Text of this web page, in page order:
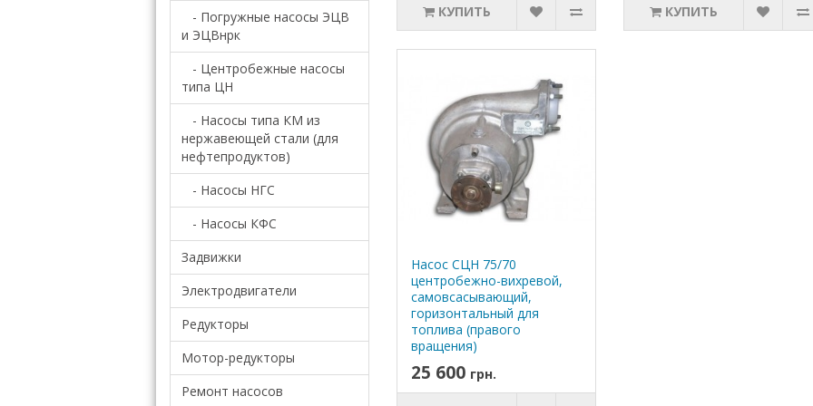
- Погружные насосы ЭЦВ
и ЭЦВнрк
- Центробежные насосы
типа ЦН
- Насосы типа КМ из
нержавеющей стали (для
нефтепродуктов)
- Насосы НГС
- Насосы КФС
Задвижки
Электродвигатели
Редукторы
Мотор-редукторы
Ремонт насосов
КУПИТЬ КУПИТЬ
Насос СЦН 75/70
центробежно-вихревой,
самовсасывающий,
горизонтальный для
топлива (правого
вращения)
25 600 грн.